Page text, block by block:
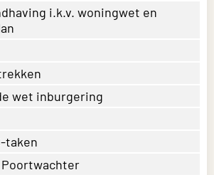
i.k.v. woningwet en
wet inburgering
taken